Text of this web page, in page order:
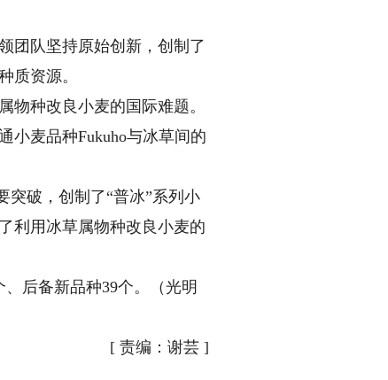
队坚持原始创新，创制了
质资源。
种改良小麦的国际难题。
小麦品种Fukuho与冰草间的
破，创制了“普冰”系列小
利用冰草属物种改良小麦的
后备新品种39个。（光明
[ 责编：谢芸 ]